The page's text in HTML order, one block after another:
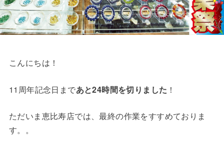
こんにちは！
11周年記念日まであと24時間を切りました ！
ただいま恵比寿店では、最終の作業をすすめておりま
す。。